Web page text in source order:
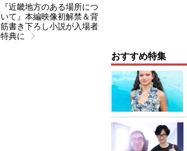
『近畿地方のある場所につ
いて』本編映像初解禁＆背
筋書き下ろし小説が入場者
特典に
おすすめ特集